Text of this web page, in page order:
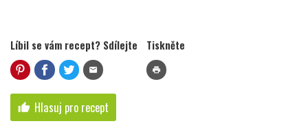
Líbil se vám recept? Sdílejte
mail
Tiskněte
print
thumb_up Hlasuj pro recept